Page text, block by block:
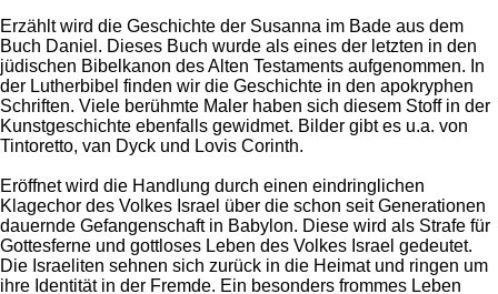
Erzählt wird die Geschichte der Susanna im Bade aus dem
Buch Daniel. Dieses Buch wurde als eines der letzten in den
jüdischen Bibelkanon des Alten Testaments aufgenommen. In
der Lutherbibel finden wir die Geschichte in den apokryphen
Schriften. Viele berühmte Maler haben sich diesem Stoff in der
Kunstgeschichte ebenfalls gewidmet. Bilder gibt es u.a. von
Tintoretto, van Dyck und Lovis Corinth.
Eröffnet wird die Handlung durch einen eindringlichen
Klagechor des Volkes Israel über die schon seit Generationen
dauernde Gefangenschaft in Babylon. Diese wird als Strafe für
Gottesferne und gottloses Leben des Volkes Israel gedeutet.
Die Israeliten sehnen sich zurück in die Heimat und ringen um
ihre Identität in der Fremde. Ein besonders frommes Leben